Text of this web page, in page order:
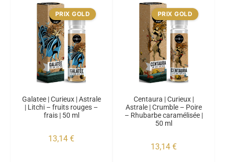
PRIX GOLD
Galatee | Curieux | Astrale
| Litchi – fruits rouges –
frais | 50 ml
13,14 €
PRIX GOLD
Centaura | Curieux |
Astrale | Crumble – Poire
– Rhubarbe caramélisée |
50 ml
13,14 €